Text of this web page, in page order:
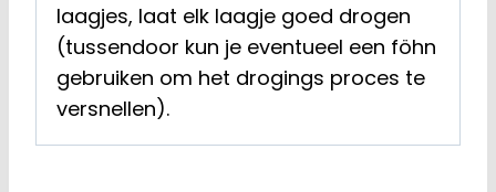
laagjes, laat elk laagje goed drogen
(tussendoor kun je eventueel een föhn
gebruiken om het drogings proces te
versnellen).